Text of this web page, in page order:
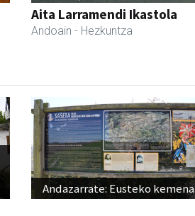
Aita Larramendi Ikastola
Andoain - Hezkuntza
Andazarrate: Eusteko kemena